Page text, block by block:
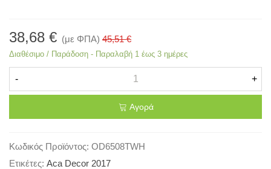
38,68 € (με ΦΠΑ) 45,51 €
Διαθέσιμο / Παράδοση - Παραλαβή 1 έως 3 ημέρες
- +
Αγορά
Κωδικός Προϊόντος: OD6508TWH
Ετικέτες: Aca Decor 2017